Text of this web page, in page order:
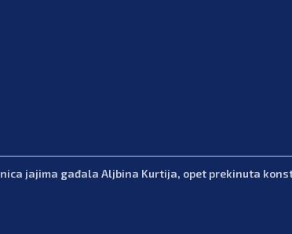
jajima gađala Aljbina Kurtija, opet prekinuta